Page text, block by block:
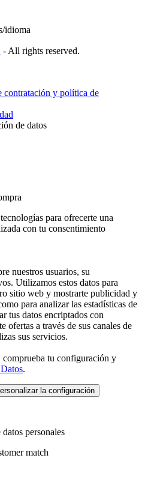
idioma
- All rights reserved.
contratación y política de
de datos
para ofrecerte una
con tu consentimiento
nuestros usuarios, su
Utilizamos estos datos para
sitio web y mostrarte publicidad y
para analizar las estadísticas de
tus datos encriptados con
ofertas a través de sus canales de
sus servicios.
comprueba tu configuración y
.
la configuración
personales
match